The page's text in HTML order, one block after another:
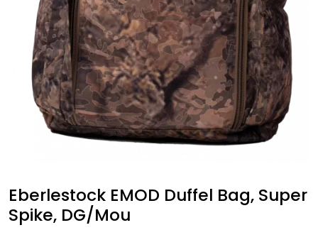
Eberlestock EMOD Duffel Bag, Super
Spike, DG/Mou